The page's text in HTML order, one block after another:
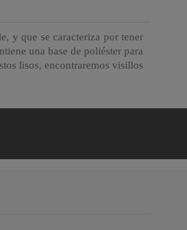
y que se caracteriza por tener
una base de poliéster para
lisos, encontraremos visillos